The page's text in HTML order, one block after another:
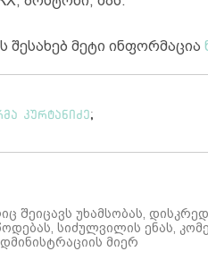
შესახებ მეტი ინფორმაცია
კურტანიძე ;
შეიცავს უხამსობას,
სიძულვილის ენას,
მიერ